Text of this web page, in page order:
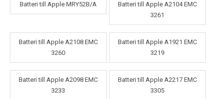
Batteri till Apple MRY52B/A
Batteri till Apple A2104 EMC
3261
Batteri till Apple A2108 EMC
3260
Batteri till Apple A1921 EMC
3219
Batteri till Apple A2098 EMC
3233
Batteri till Apple A2217 EMC
3305